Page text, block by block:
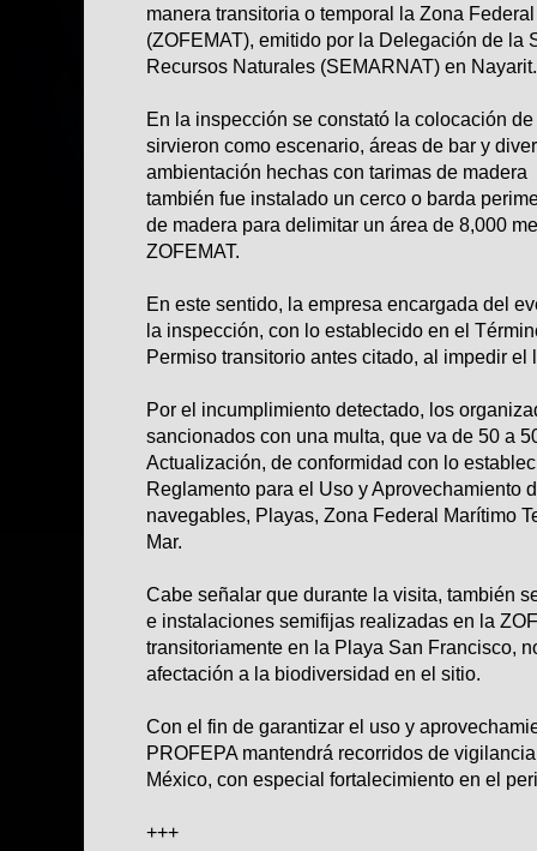
manera transitoria o temporal la Zona
(ZOFEMAT), emitido por la Delegación de la
Recursos Naturales (SEMARNAT) en Nayarit.
En la inspección se constató la colocación
sirvieron como escenario, áreas de bar y
ambientación hechas con tarimas de
también fue instalado un cerco o barda
de madera para delimitar un área de 8,000
ZOFEMAT.
En este sentido, la empresa encargada del
la inspección, con lo establecido en el
Permiso transitorio antes citado, al impedir
Por el incumplimiento detectado, los
sancionados con una multa, que va de 50 a
Actualización, de conformidad con lo
Reglamento para el Uso y Aprovechamiento
navegables, Playas, Zona Federal Marítimo
Mar.
Cabe señalar que durante la visita, también
e instalaciones semifijas realizadas en la
transitoriamente en la Playa San Francisco,
afectación a la biodiversidad en el sitio.
Con el fin de garantizar el uso y
PROFEPA mantendrá recorridos de
México, con especial fortalecimiento en el
+++